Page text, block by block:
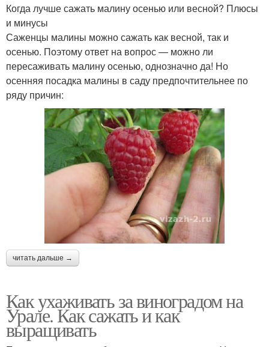
Когда лучше сажать малину осенью или весной? Плюсы
и минусы
Саженцы малины можно сажать как весной, так и
осенью. Поэтому ответ на вопрос — можно ли
пересаживать малину осенью, однозначно да! Но
осенняя посадка малины в саду предпочтительнее по
ряду причин:
читать дальше →
Как ухаживать за виноградом на
Урале. Как сажать и как
выращивать